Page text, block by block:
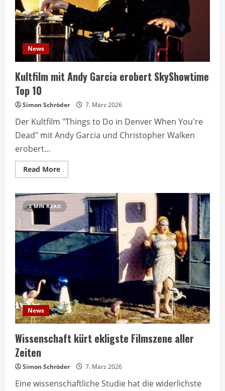
News
Kultfilm mit Andy Garcia erobert SkyShowtime
Top 10
Simon Schröder 7. März 2026
Der Kultfilm "Things to Do in Denver When You're
Dead" mit Andy Garcia und Christopher Walken
erobert...
Read MoreRead
more
mit
Andy
Garcia
erobert
SkyShowtime
Top
10
3 MIN READ
News
Wissenschaft kürt ekligste Filmszene aller
Zeiten
Simon Schröder 7. März 2026
Eine wissenschaftliche Studie hat die widerlichste